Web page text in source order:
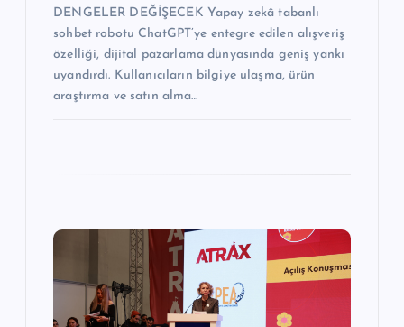
DENGELER DEĞİŞECEK Yapay zekâ tabanlı
sohbet robotu ChatGPT’ye entegre edilen alışveriş
özelliği, dijital pazarlama dünyasında geniş yankı
uyandırdı. Kullanıcıların bilgiye ulaşma, ürün
araştırma ve satın alma…